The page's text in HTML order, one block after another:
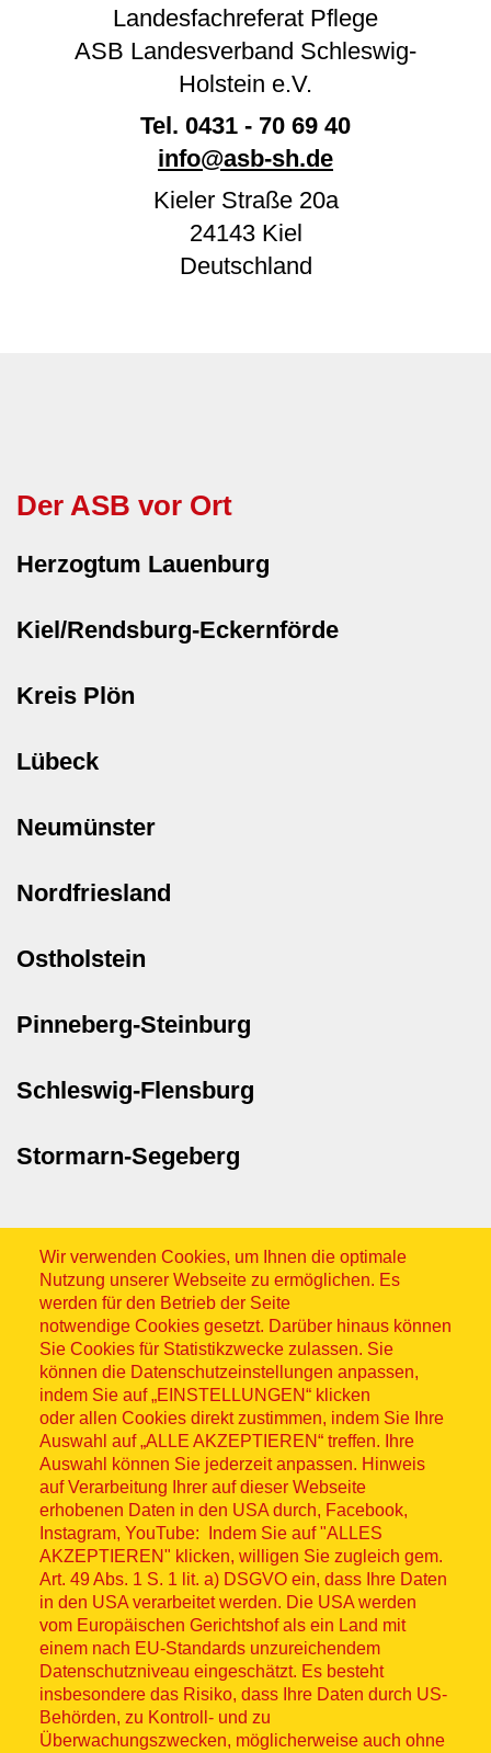
Landesfachreferat Pflege
ASB Landesverband Schleswig-
Holstein e.V.
Tel. 0431 - 70 69 40
info@asb-sh.de
Kieler Straße 20a
24143 Kiel
Deutschland
Der ASB vor Ort
Herzogtum Lauenburg
Kiel/Rendsburg-Eckernförde
Kreis Plön
Lübeck
Neumünster
Nordfriesland
Ostholstein
Pinneberg-Steinburg
Schleswig-Flensburg
Stormarn-Segeberg
Wir verwenden Cookies, um Ihnen die optimale
Nutzung unserer Webseite zu ermöglichen. Es
werden für den Betrieb der Seite
notwendige Cookies gesetzt. Darüber hinaus können
Sie Cookies für Statistikzwecke zulassen. Sie
können die Datenschutzeinstellungen anpassen,
indem Sie auf „EINSTELLUNGEN“ klicken
oder allen Cookies direkt zustimmen, indem Sie Ihre
Auswahl auf „ALLE AKZEPTIEREN“ treffen. Ihre
Auswahl können Sie jederzeit anpassen. Hinweis
auf Verarbeitung Ihrer auf dieser Webseite
erhobenen Daten in den USA durch, Facebook,
Instagram, YouTube: Indem Sie auf "ALLES
AKZEPTIEREN" klicken, willigen Sie zugleich gem.
Art. 49 Abs. 1 S. 1 lit. a) DSGVO ein, dass Ihre Daten
in den USA verarbeitet werden. Die USA werden
vom Europäischen Gerichtshof als ein Land mit
einem nach EU-Standards unzureichendem
Datenschutzniveau eingeschätzt. Es besteht
insbesondere das Risiko, dass Ihre Daten durch US-
Behörden, zu Kontroll- und zu
Überwachungszwecken, möglicherweise auch ohne
Sitemap
© ASB 2026
Fußzeilenmenü
Impressum
Datenschutz
Kontakt
Hinweisgebersystem
Lieferkette